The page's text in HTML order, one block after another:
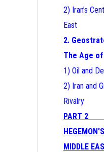
2) Iran’s
East
2.
The Age of
1) Oil and
2) Iran and
Rivalry
PART 2
MIDDLE